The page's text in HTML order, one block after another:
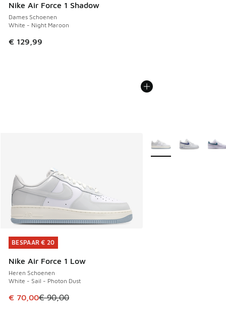
Nike Air Force 1 Shadow
Dames Schoenen
White - Night Maroon
€ 129,99
BESPAAR € 20
Nike Air Force 1 Low
Heren Schoenen
White - Sail - Photon Dust
Dit artikel is in de uitverkoop. Dit artikel is in de
€ 70,00€ 90,00
BESPAAR € 20
Meer kleuren